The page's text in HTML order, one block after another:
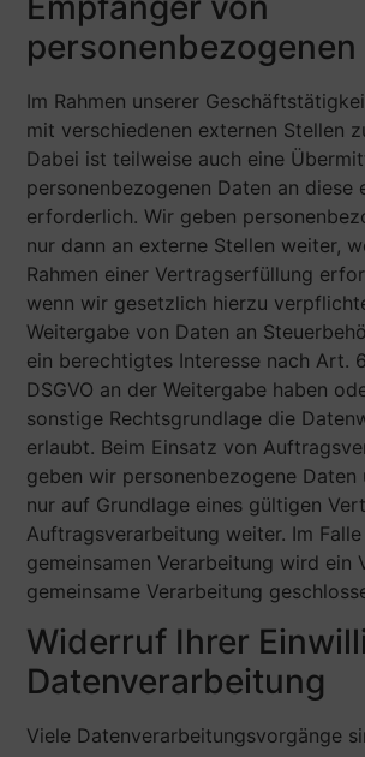
personenbezogenen
Im Rahmen unserer
mit verschiedenen externen Stellen
Dabei ist teilweise auch eine
personenbezogenen Daten an diese
erforderlich. Wir geben
nur dann an externe Stellen weiter,
Rahmen einer Vertragserfüllung
wenn wir gesetzlich hierzu
Weitergabe von Daten an
ein berechtigtes Interesse nach Art.
DSGVO an der Weitergabe haben
sonstige Rechtsgrundlage die
erlaubt. Beim Einsatz von
geben wir personenbezogene Daten
nur auf Grundlage eines gültigen
Auftragsverarbeitung weiter. Im
gemeinsamen Verarbeitung wird ein
gemeinsame Verarbeitung
Widerruf Ihrer
Datenverarbeitung
Viele Datenverarbeitungsvorgänge